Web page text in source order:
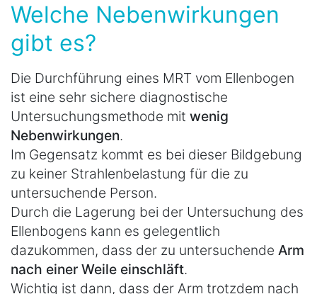
Welche Nebenwirkungen
gibt es?
Die Durchführung eines MRT vom Ellenbogen
ist eine sehr sichere diagnostische
Untersuchungsmethode mit wenig
Nebenwirkungen.
Im Gegensatz kommt es bei dieser Bildgebung
zu keiner Strahlenbelastung für die zu
untersuchende Person.
Durch die Lagerung bei der Untersuchung des
Ellenbogens kann es gelegentlich
dazukommen, dass der zu untersuchende Arm
nach einer Weile einschläft.
Wichtig ist dann, dass der Arm trotzdem nach